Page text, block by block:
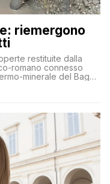
riemergono
restituite dalla
romano connesso
minerale del Bagno